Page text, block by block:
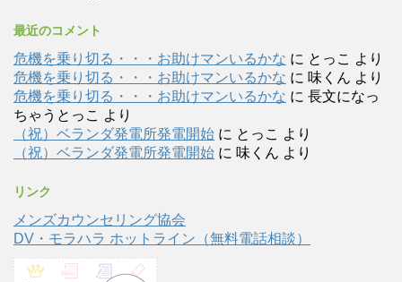
最近のコメント
危機を乗り切る・・・お助けマンいるかな に とっこ より
危機を乗り切る・・・お助けマンいるかな に 味くん より
危機を乗り切る・・・お助けマンいるかな に 長文になっ
ちゃうとっこ より
（祝）ベランダ発電所発電開始 に とっこ より
（祝）ベランダ発電所発電開始 に 味くん より
リンク
メンズカウンセリング協会
DV・モラハラ ホットライン（無料電話相談）